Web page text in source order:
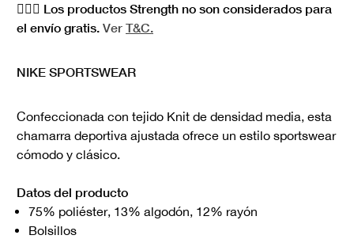
🏋🏻‍♀️ Los productos Strength no son considerados para
el envío gratis. Ver T&C.
NIKE SPORTSWEAR
Confeccionada con tejido Knit de densidad media, esta
chamarra deportiva ajustada ofrece un estilo sportswear
cómodo y clásico.
Datos del producto
75% poliéster, 13% algodón, 12% rayón
Bolsillos